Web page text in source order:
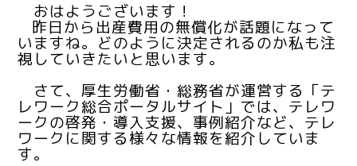
おはようございます！
昨日から出産費用の無償化が話題になって
いますね。どのように決定されるのか私も注
視していきたいと思います。
さて、 厚生労働省・総務省が運営する「テ
レワーク総合ポータルサイト」では、テレワ
ークの啓発・導入支援、事例紹介など、テレ
ワークに関する様々な情報を紹介していま
す。